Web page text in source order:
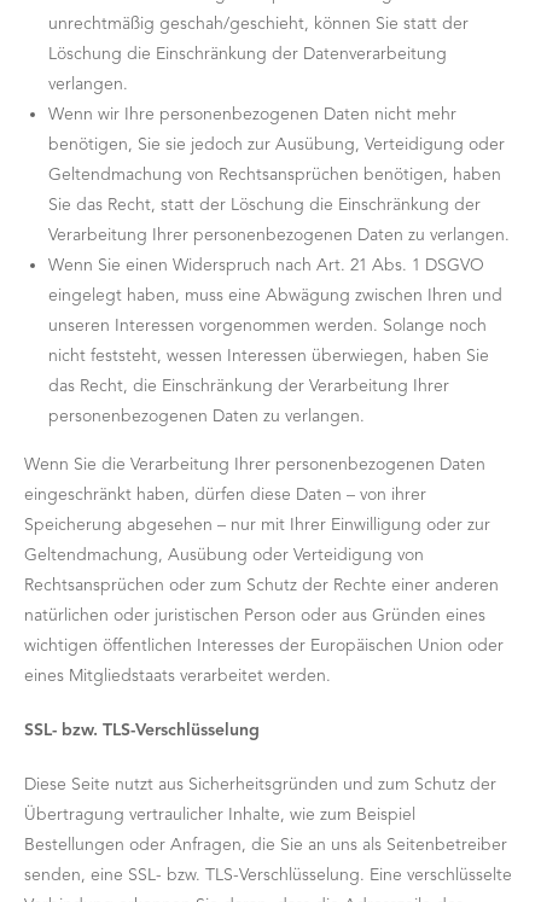
unrechtmäßig geschah/geschieht, können Sie statt der
Löschung die Einschränkung der Datenverarbeitung
verlangen.
Wenn wir Ihre personenbezogenen Daten nicht mehr
benötigen, Sie sie jedoch zur Ausübung, Verteidigung oder
Geltendmachung von Rechtsansprüchen benötigen, haben
Sie das Recht, statt der Löschung die Einschränkung der
Verarbeitung Ihrer personenbezogenen Daten zu verlangen.
Wenn Sie einen Widerspruch nach Art. 21 Abs. 1 DSGVO
eingelegt haben, muss eine Abwägung zwischen Ihren und
unseren Interessen vorgenommen werden. Solange noch
nicht feststeht, wessen Interessen überwiegen, haben Sie
das Recht, die Einschränkung der Verarbeitung Ihrer
personenbezogenen Daten zu verlangen.
Wenn Sie die Verarbeitung Ihrer personenbezogenen Daten
eingeschränkt haben, dürfen diese Daten – von ihrer
Speicherung abgesehen – nur mit Ihrer Einwilligung oder zur
Geltendmachung, Ausübung oder Verteidigung von
Rechtsansprüchen oder zum Schutz der Rechte einer anderen
natürlichen oder juristischen Person oder aus Gründen eines
wichtigen öffentlichen Interesses der Europäischen Union oder
eines Mitgliedstaats verarbeitet werden.
SSL- bzw. TLS-Verschlüsselung
Diese Seite nutzt aus Sicherheitsgründen und zum Schutz der
Übertragung vertraulicher Inhalte, wie zum Beispiel
Bestellungen oder Anfragen, die Sie an uns als Seitenbetreiber
senden, eine SSL- bzw. TLS-Verschlüsselung. Eine verschlüsselte